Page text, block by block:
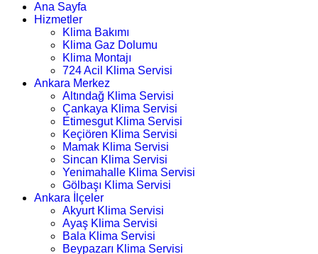
Ana Sayfa
Hizmetler
Klima Bakımı
Klima Gaz Dolumu
Klima Montajı
724 Acil Klima Servisi
Ankara Merkez
Altındağ Klima Servisi
Çankaya Klima Servisi
Etimesgut Klima Servisi
Keçiören Klima Servisi
Mamak Klima Servisi
Sincan Klima Servisi
Yenimahalle Klima Servisi
Gölbaşı Klima Servisi
Ankara İlçeler
Akyurt Klima Servisi
Ayaş Klima Servisi
Bala Klima Servisi
Beypazarı Klima Servisi